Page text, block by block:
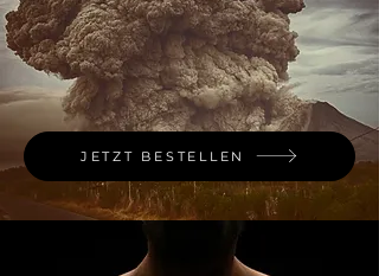
JETZT BESTELLEN